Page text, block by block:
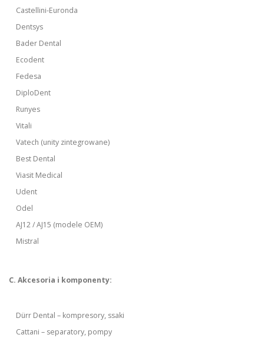
Castellini-Euronda
Dentsys
Bader Dental
Ecodent
Fedesa
DiploDent
Runyes
Vitali
Vatech (unity zintegrowane)
Best Dental
Viasit Medical
Udent
Odel
AJ12 / AJ15 (modele OEM)
Mistral
C. Akcesoria i komponenty:
Dürr Dental – kompresory, ssaki
Cattani – separatory, pompy